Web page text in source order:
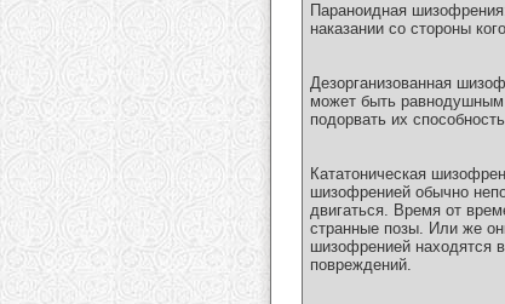
Параноидная
наказании со стороны
Дезорганизованная
может быть
подорвать их
Кататоническая
шизофренией обычно
двигаться. Время от
странные позы. Или же
шизофренией находятся
повреждений.